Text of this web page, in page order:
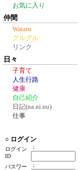
お気に入り
仲間
Wataru
グルグル
リンク
日々
子育て
人生行路
健康
自己紹介
日記(na.ni.nu)
仕事
○ ログイン
ログイン
ID
：
パスワー
：